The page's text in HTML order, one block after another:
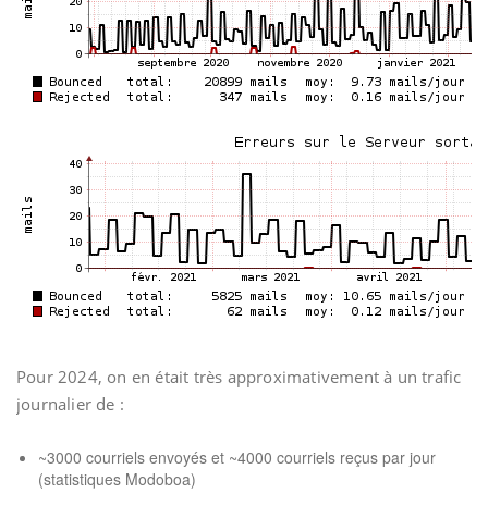
Pour 2024, on en était très approximativement à un trafic
journalier de :
~3000 courriels envoyés et ~4000 courriels reçus par jour
(statistiques Modoboa)